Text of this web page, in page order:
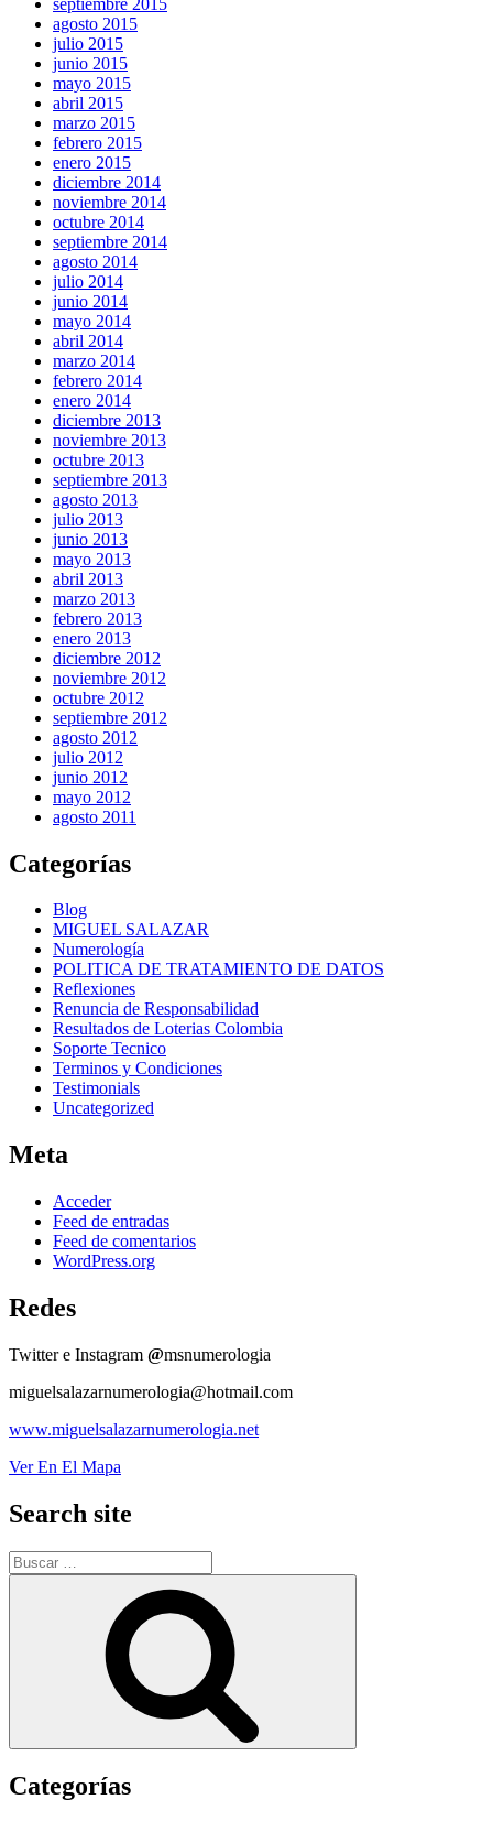
agosto 2015
julio 2015
junio 2015
mayo 2015
abril 2015
marzo 2015
febrero 2015
enero 2015
diciembre 2014
noviembre 2014
octubre 2014
septiembre 2014
agosto 2014
julio 2014
junio 2014
mayo 2014
abril 2014
marzo 2014
febrero 2014
enero 2014
diciembre 2013
noviembre 2013
octubre 2013
septiembre 2013
agosto 2013
julio 2013
junio 2013
mayo 2013
abril 2013
marzo 2013
febrero 2013
enero 2013
diciembre 2012
noviembre 2012
octubre 2012
septiembre 2012
agosto 2012
julio 2012
junio 2012
mayo 2012
agosto 2011
Categorías
Blog
MIGUEL SALAZAR
Numerología
POLITICA DE TRATAMIENTO DE DATOS
Reflexiones
Renuncia de Responsabilidad
Resultados de Loterias Colombia
Soporte Tecnico
Terminos y Condiciones
Testimonials
Uncategorized
Meta
Acceder
Feed de entradas
Feed de comentarios
WordPress.org
Redes
Twitter e Instagram @msnumerologia
miguelsalazarnumerologia@hotmail.com
www.miguelsalazarnumerologia.net
Ver En El Mapa
Search site
Buscar
por:
Categorías